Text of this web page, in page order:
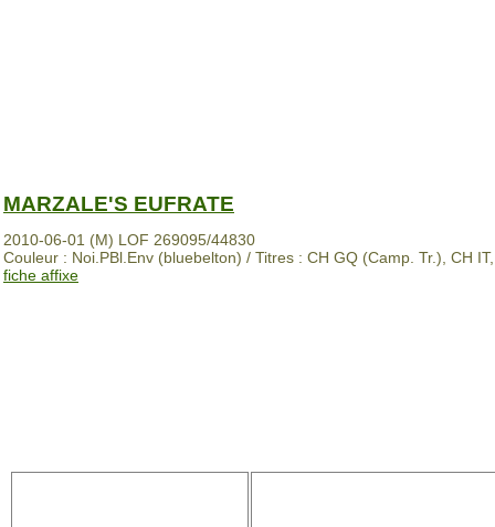
MARZALE'S EUFRATE
2010-06-01 (M) LOF 269095/44830
Couleur : Noi.PBl.Env (bluebelton) / Titres : CH GQ (Camp. Tr.), CH
fiche affixe